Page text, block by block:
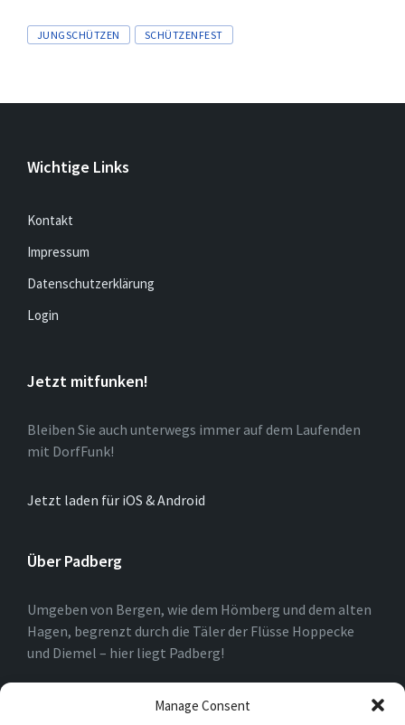
Manage Consent
Tags
JUNGSCHÜTZEN SCHÜTZENFEST
Wichtige Links
Kontakt
Impressum
Datenschutzerklärung
Login
Jetzt mitfunken!
Bleiben Sie auch unterwegs immer auf dem Laufenden
mit DorfFunk!
Jetzt laden für iOS & Android
Über Padberg
Umgeben von Bergen, wie dem Hömberg und dem alten
Hagen, begrenzt durch die Täler der Flüsse Hoppecke
und Diemel – hier liegt Padberg!
Am Rande des Marsberger Stadtgebietes und nahe der